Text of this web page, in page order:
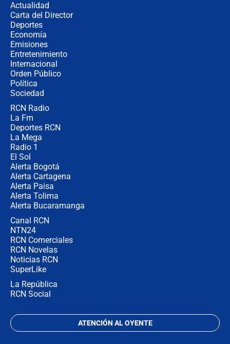
Actualidad
Carta del Director
Deportes
Economía
Emisiones
Entretenimiento
Internacional
Orden Público
Política
Sociedad
RCN Radio
La Fm
Deportes RCN
La Mega
Radio 1
El Sol
Alerta Bogotá
Alerta Cartagena
Alerta Paisa
Alerta Tolima
Alerta Bucaramanga
Canal RCN
NTN24
RCN Comerciales
RCN Novelas
Noticias RCN
SuperLike
La República
RCN Social
ATENCIÓN AL OYENTE